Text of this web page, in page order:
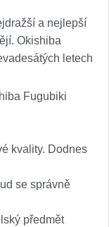
a nejlepší
Okishiba
letech
Fugubiki
kvality. Dodnes
se správně
předmět